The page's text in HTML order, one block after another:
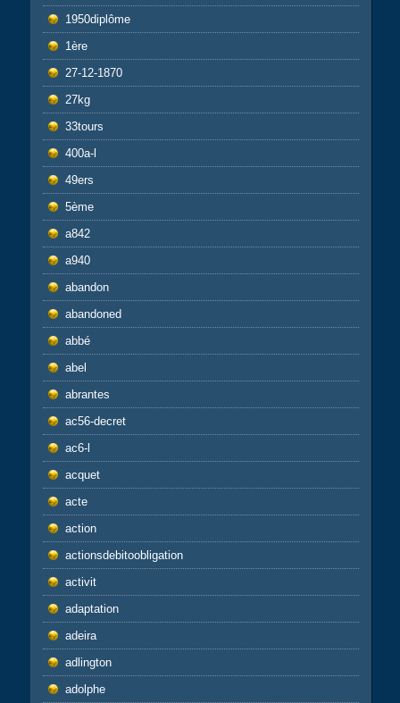
1950diplôme
1ère
27-12-1870
27kg
33tours
400a-l
49ers
5ème
a842
a940
abandon
abandoned
abbé
abel
abrantes
ac56-decret
ac6-l
acquet
acte
action
actionsdebitoobligation
activit
adaptation
adeira
adlington
adolphe